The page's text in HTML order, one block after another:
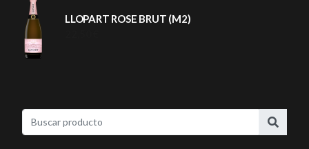
LLOPART ROSE BRUT (M2)